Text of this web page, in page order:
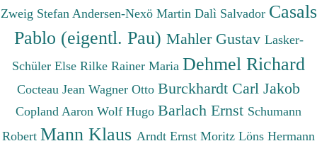
Zweig Stefan Andersen-Nexö Martin Dalì Salvador Casals
Pablo (eigentl. Pau) Mahler Gustav Lasker-
Schüler Else Rilke Rainer Maria Dehmel Richard
Cocteau Jean Wagner Otto Burckhardt Carl Jakob
Copland Aaron Wolf Hugo Barlach Ernst Schumann
Robert Mann Klaus Arndt Ernst Moritz Löns Hermann